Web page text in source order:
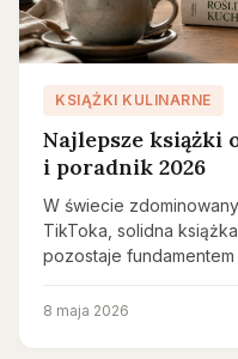
KSIĄŻKI KULINARNE
Najlepsze książki
i poradnik 2026
W świecie
TikToka, solidna
pozostaje
8 maja 2026